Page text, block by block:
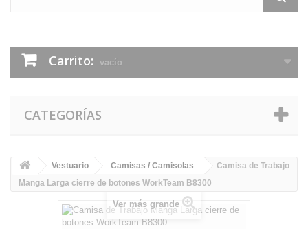
Carrito: vacío
CATEGORÍAS
Vestuario Camisas / Camisolas
Camisa de Trabajo
Manga Larga cierre de botones WorkTeam B8300
Ver más grande